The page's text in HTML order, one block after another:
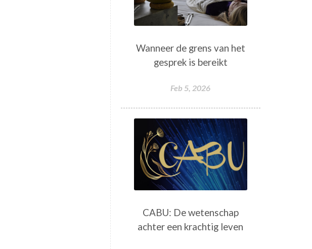
Wanneer de grens van het
gesprek is bereikt
Feb 5, 2026
CABU: De wetenschap
achter een krachtig leven